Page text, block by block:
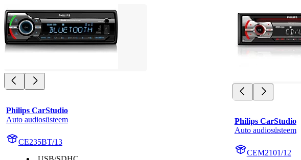
Philips CarStudio
Auto audiosüsteem
CE235BT/13
Philips CarStudio
Auto audiosüsteem
CEM2101/12